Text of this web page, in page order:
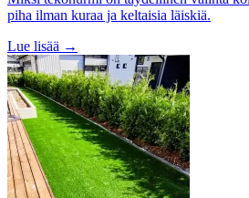
piha ilman kuraa ja keltaisia läiskiä.
Lue lisää →